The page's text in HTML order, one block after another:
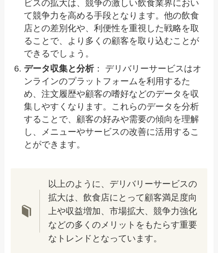
ビスの拡大は、競争の激しい飲食業界におい
て競争力を高める手段となります。他の飲食
店との差別化や、利便性を重視した戦略を取
ることで、より多くの顧客を取り込むことが
できるでしょう。
データ収集と分析： デリバリーサービスはオ
ンラインのプラットフォームを利用するた
め、注文履歴や顧客の嗜好などのデータを収
集しやすくなります。これらのデータを分析
することで、顧客の好みや需要の傾向を理解
し、メニューやサービスの改善に活用するこ
とができます。
以上のように、デリバリーサービスの
拡大は、飲食店にとって顧客満足度向
上や収益増加、市場拡大、競争力強化
などの多くのメリットをもたらす重要
なトレンドとなっています。